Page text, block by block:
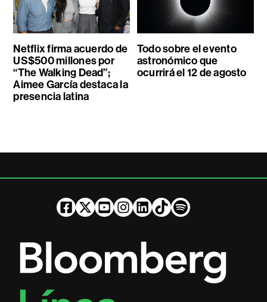
Netflix firma acuerdo de
US$500 millones por
“The Walking Dead”;
Aimee García destaca la
presencia latina
Todo sobre el evento
astronómico que
ocurrirá el 12 de agosto